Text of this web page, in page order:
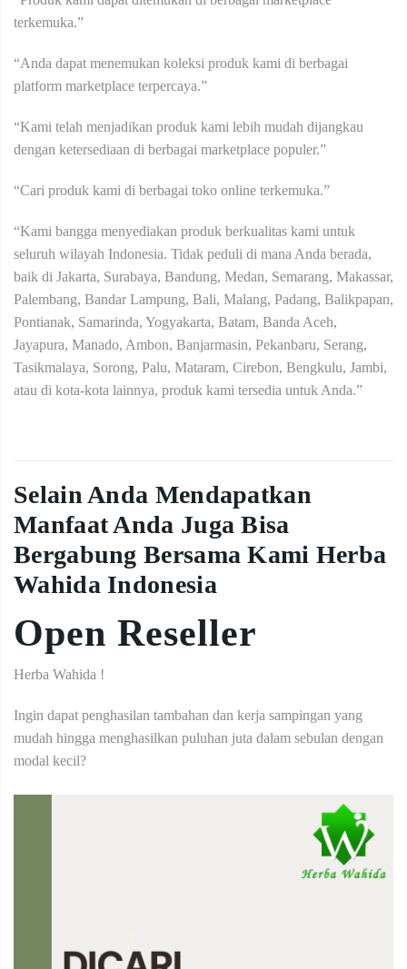
terkemuka.”
“Anda dapat menemukan koleksi produk kami di berbagai
platform marketplace terpercaya.”
“Kami telah menjadikan produk kami lebih mudah dijangkau
dengan ketersediaan di berbagai marketplace populer.”
“Cari produk kami di berbagai toko online terkemuka.”
“Kami bangga menyediakan produk berkualitas kami untuk
seluruh wilayah Indonesia. Tidak peduli di mana Anda berada,
baik di Jakarta, Surabaya, Bandung, Medan, Semarang, Makassar,
Palembang, Bandar Lampung, Bali, Malang, Padang, Balikpapan,
Pontianak, Samarinda, Yogyakarta, Batam, Banda Aceh,
Jayapura, Manado, Ambon, Banjarmasin, Pekanbaru, Serang,
Tasikmalaya, Sorong, Palu, Mataram, Cirebon, Bengkulu, Jambi,
atau di kota-kota lainnya, produk kami tersedia untuk Anda.”
Selain Anda Mendapatkan
Manfaat Anda Juga Bisa
Bergabung Bersama Kami Herba
Wahida Indonesia
Open Reseller
Herba Wahida !
Ingin dapat penghasilan tambahan dan kerja sampingan yang
mudah hingga menghasilkan puluhan juta dalam sebulan dengan
modal kecil?